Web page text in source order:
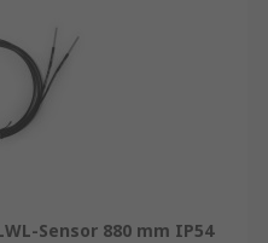
Sensor 880 mm IP54